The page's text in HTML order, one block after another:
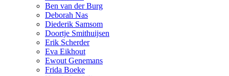
Ben van der Burg
Deborah Nas
Diederik Samsom
Doortje Smithuijsen
Erik Scherder
Eva Eikhout
Ewout Genemans
Frida Boeke